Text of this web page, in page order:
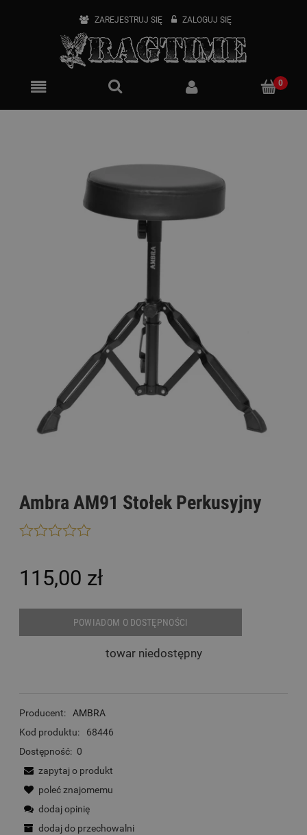
ZAREJESTRUJ SIĘ ZALOGUJ SIĘ
Ambra AM91 Stołek Perkusyjny
115,00 zł
POWIADOM O DOSTĘPNOŚCI
towar niedostępny
Producent:
AMBRA
Kod produktu:
68446
Dostępność: 0
zapytaj o produkt
poleć znajomemu
dodaj opinię
dodaj do przechowalni